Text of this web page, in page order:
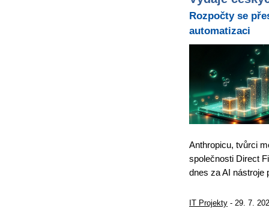
Rozpočty se
automatizaci
Anthropicu, tvůrci
společnosti Direct
dnes za AI
IT Projekty - 29. 7.